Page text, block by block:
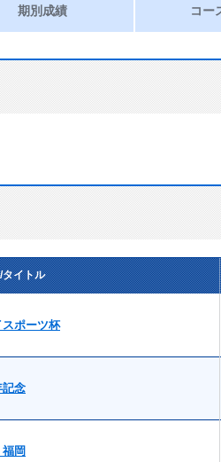
期別成績 コー
イトル
ポーツ杯
記念
岡